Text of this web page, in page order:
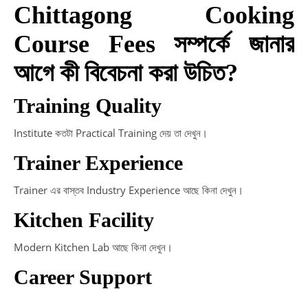
Chittagong Cooking
Course Fees সম্পর্কে জানার
আগে কী বিবেচনা করা উচিত?
Training Quality
Institute কতটা Practical Training দেয় তা দেখুন।
Trainer Experience
Trainer এর বাস্তব Industry Experience আছে কিনা দেখুন।
Kitchen Facility
Modern Kitchen Lab আছে কিনা দেখুন।
Career Support